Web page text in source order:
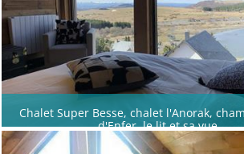
Chalet Super Besse, chalet l'Anorak,
d'Enfer, le lit et sa vue